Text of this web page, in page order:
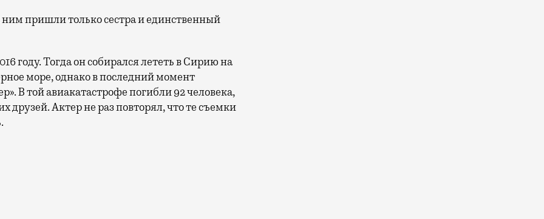
пришли только сестра и единственный
году. Тогда он собирался лететь в Сирию на
море, однако в последний момент
В той авиакатастрофе погибли 92 человека,
друзей. Актер не раз повторял, что те съемки
пролежал четыре месяца. Корсик умер еще 16 января, но об этом стало известно только сегодня,